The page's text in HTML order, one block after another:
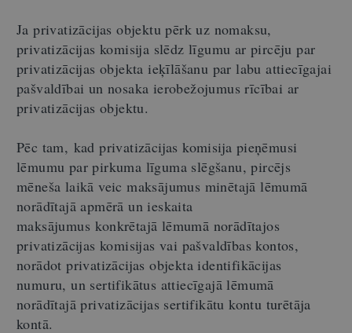
Ja privatizācijas objektu pērk uz nomaksu,
privatizācijas komisija slēdz līgumu ar pircēju par
privatizācijas objekta ieķīlāšanu par labu attiecīgajai
pašvaldībai un nosaka ierobežojumus rīcībai ar
privatizācijas objektu.
Pēc tam, kad privatizācijas komisija pieņēmusi
lēmumu par pirkuma līguma slēgšanu, pircējs
mēneša laikā veic maksājumus minētajā lēmumā
norādītajā apmērā un ieskaita
maksājumus konkrētajā lēmumā norādītajos
privatizācijas komisijas vai pašvaldības kontos,
norādot privatizācijas objekta identifikācijas
numuru, un sertifikātus attiecīgajā lēmumā
norādītajā privatizācijas sertifikātu kontu turētāja
kontā.